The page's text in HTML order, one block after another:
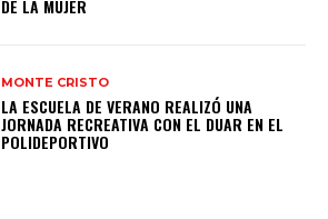
DE LA MUJER
MONTE CRISTO
LA ESCUELA DE VERANO REALIZÓ UNA
JORNADA RECREATIVA CON EL DUAR EN EL
POLIDEPORTIVO